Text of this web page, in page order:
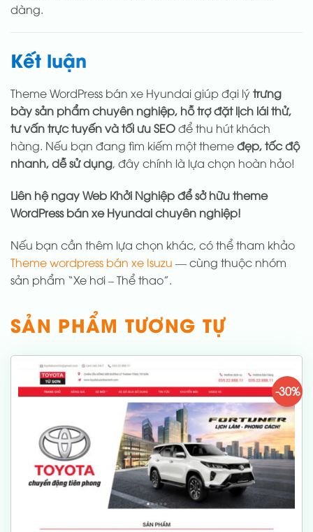
dàng.
Kết luận
Theme WordPress bán xe Hyundai giúp đại lýtrưng
bày sản phẩm chuyên nghiệp, hỗ trợ đặt lịch lái thử,
tư vấn trực tuyến và tối ưu SEOđể thu hút khách
hàng. Nếu bạn đang tìm kiếm một themeđẹp, tốc độ
nhanh, dễ sử dụng, đây chính là lựa chọn hoàn hảo!
Liên hệ ngay Web Khởi Nghiệp để sở hữu theme
WordPress bán xe Hyundai chuyên nghiệp!
Nếu bạn cần thêm lựa chọn khác, có thể tham khảo
Theme wordpress bán xe Isuzu — cùng thuộc nhóm
sản phẩm “Xe hơi – Thể thao”.
SẢN PHẨM TƯƠNG TỰ
-30%